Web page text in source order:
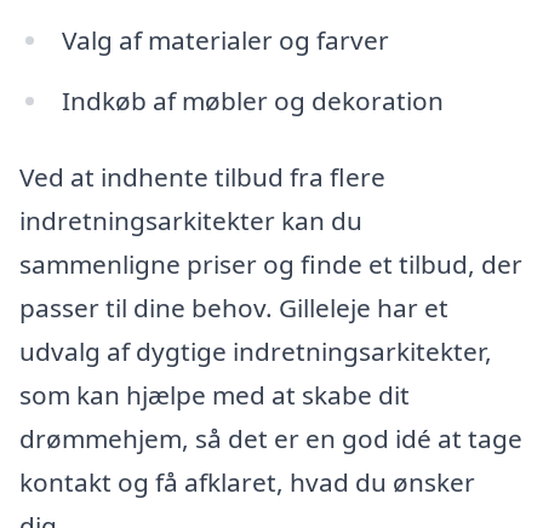
Valg af materialer og farver
Indkøb af møbler og dekoration
Ved at indhente tilbud fra flere
indretningsarkitekter kan du
sammenligne priser og finde et tilbud, der
passer til dine behov. Gilleleje har et
udvalg af dygtige indretningsarkitekter,
som kan hjælpe med at skabe dit
drømmehjem, så det er en god idé at tage
kontakt og få afklaret, hvad du ønsker